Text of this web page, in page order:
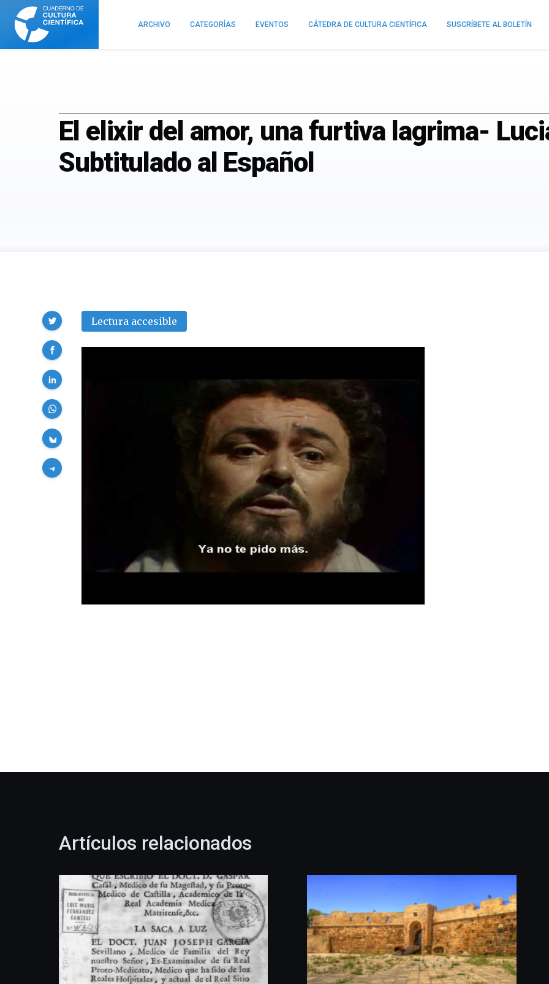
Cuaderno
Cultura
Científica
ARCHIVO CATEGORÍAS EVENTOS CÁTEDRA DE CULTURA CIENTÍFICA SUSCRÍBETE AL BOLETÍN
El elixir del amor, una furtiva lagrima-
Subtitulado al Español
Lectura accesible
Compartir
Artículos relacionados